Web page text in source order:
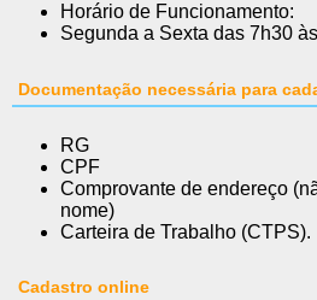
Horário de Funcionamento:
Segunda a Sexta das 7h30
Documentação necessária para
RG
CPF
Comprovante de endereço
nome)
Carteira de Trabalho (CTPS).
Cadastro online